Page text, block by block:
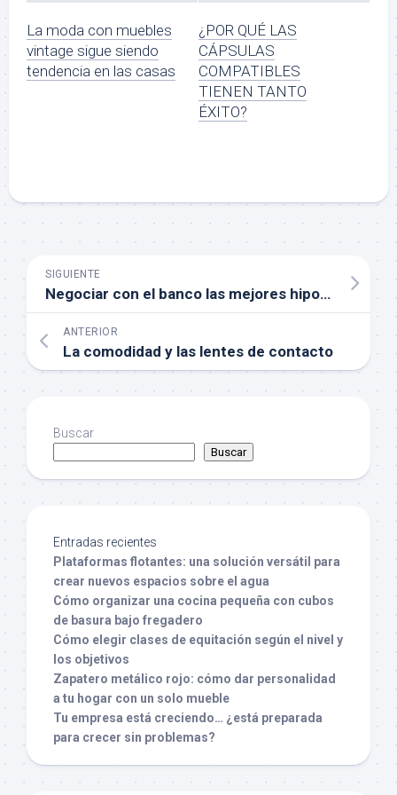
La moda con muebles
vintage sigue siendo
tendencia en las casas
¿POR QUÉ LAS
CÁPSULAS
COMPATIBLES
TIENEN TANTO
ÉXITO?
SIGUIENTE
Negociar con el banco las mejores hipotecas
ANTERIOR
La comodidad y las lentes de contacto
Buscar
Buscar
Entradas recientes
Plataformas flotantes: una solución versátil para
crear nuevos espacios sobre el agua
Cómo organizar una cocina pequeña con cubos
de basura bajo fregadero
Cómo elegir clases de equitación según el nivel y
los objetivos
Zapatero metálico rojo: cómo dar personalidad
a tu hogar con un solo mueble
Tu empresa está creciendo… ¿está preparada
para crecer sin problemas?